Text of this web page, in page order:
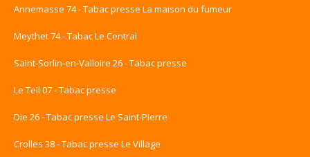
Annemasse 74 - Tabac presse La maison du fumeur
Meythet 74 - Tabac Le Central
Saint-Sorlin-en-Valloire 26 - Tabac presse
Le Teil 07 - Tabac presse
Die 26 - Tabac presse Le Saint-Pierre
Crolles 38 - Tabac presse Le Village